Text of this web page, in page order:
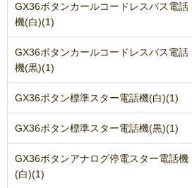
GX36ボタンカールコードレスバス電話
機(白)(1)
GX36ボタンカールコードレスバス電話
機(黒)(1)
GX36ボタン標準スター電話機(白)(1)
GX36ボタン標準スター電話機(黒)(1)
GX36ボタンアナログ停電スター電話機
(白)(1)